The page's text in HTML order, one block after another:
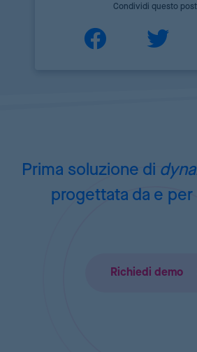
Condividi questo
Prima soluzione di
progettata da e per
Richiedi demo